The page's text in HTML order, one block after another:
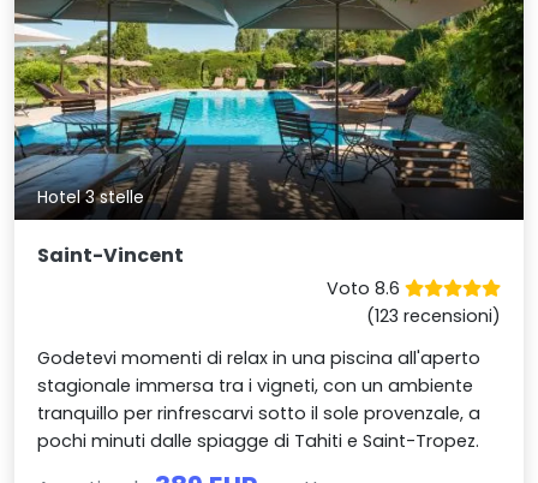
Hotel 3 stelle
Saint-Vincent
Voto 8.6
(123 recensioni)
Godetevi momenti di relax in una piscina all'aperto
stagionale immersa tra i vigneti, con un ambiente
tranquillo per rinfrescarvi sotto il sole provenzale, a
pochi minuti dalle spiagge di Tahiti e Saint-Tropez.